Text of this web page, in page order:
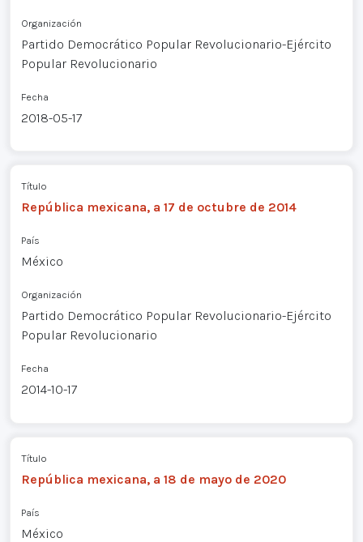
Organización
Partido Democrático Popular Revolucionario-Ejército
Popular Revolucionario
Fecha
2018-05-17
Título
República mexicana, a 17 de octubre de 2014
País
México
Organización
Partido Democrático Popular Revolucionario-Ejército
Popular Revolucionario
Fecha
2014-10-17
Título
República mexicana, a 18 de mayo de 2020
País
México